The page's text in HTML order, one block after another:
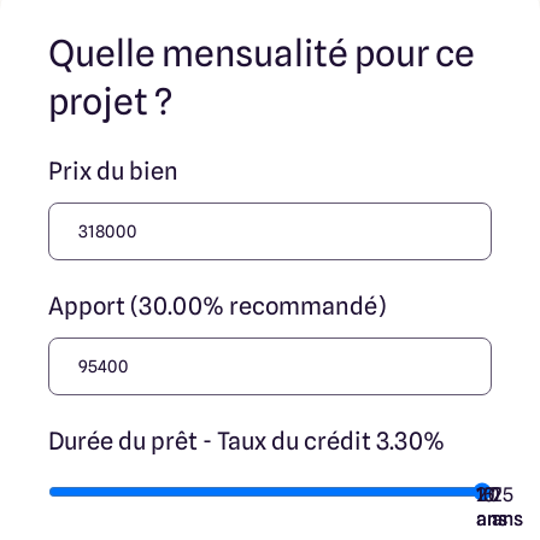
transaction et ne participent à la vente. Prix indiqués par
nos partenaires fonciers.
Quelle mensualité pour ce
projet ?
Prix du bien
Apport (30.00% recommandé)
Durée du prêt - Taux du crédit 3.30%
7
ans
10
ans
15
ans
20
ans
25
ans